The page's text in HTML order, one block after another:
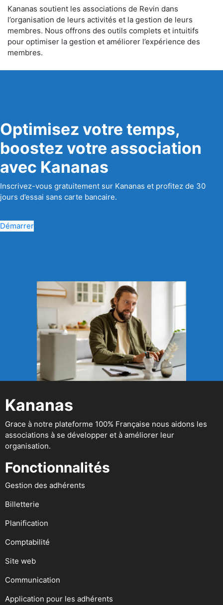
Kananas soutient les associations de Revin dans
l’organisation de leurs activités et la gestion de leurs
membres. Nous offrons des outils complets et intuitifs
pour optimiser la gestion et améliorer l’expérience des
membres.
Optimisez votre temps,
boostez votre association
avec Kananas
Inscrivez-vous gratuitement sur Kananas et profitez de 30
jours d’essai sans carte bancaire.
Démarrer
Kananas
Grace à notre plateforme 100% Française nous aidons les
associations à se développer et à améliorer leur
organisation.
Fonctionnalités
Gestion des adhérents
Billetterie
Planification
Comptabilité
Site web
Communication
Application pour les adhérents